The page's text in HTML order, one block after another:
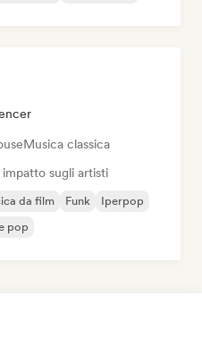
Musica classica
sugli artisti
da film Funk
Iperpop
pop